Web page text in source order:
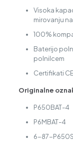
Visoka
mirovanju
100%
Baterijo
polnilcem
Certifikati
Originalne
P650BAT-4
P6MBAT-4
6-87-